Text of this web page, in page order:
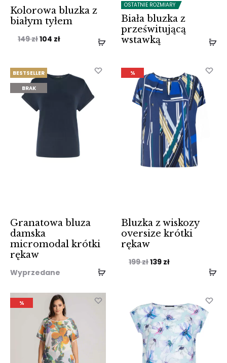
Kolorowa bluzka z
białym tyłem
149złPierwotna
wynosiła:
149 zł.
104 złAktualna
OSTATNIE ROZMIARY
Biała bluzka z
prześwitującą
wstawką
BESTSELLER
BRAK
Granatowa bluza
damska
micromodal krótki
rękaw
Wyprzedane
%
Bluzka z wiskozy
oversize krótki
rękaw
199złPierwotna
199 zł.
139 złAktualna
139 zł.
%